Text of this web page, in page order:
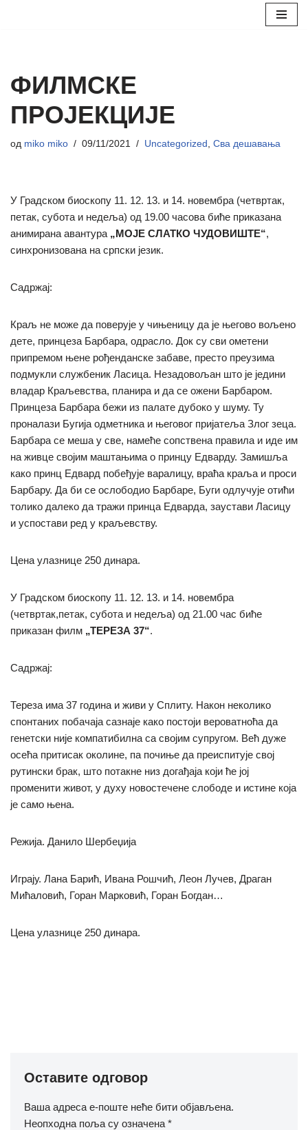
ФИЛМСКЕ
ПРОЈЕКЦИЈЕ
од miko miko 09/11/2021 Uncategorized , Сва дешавања
У Градском биоскопу 11. 12. 13. и 14. новембра (четвртак,
петак, субота и недеља) од 19.00 часова биће приказана
анимирана авантура „МОЈЕ СЛАТКО ЧУДОВИШТЕ“,
синхронизована на српски језик.
Садржај:
Краљ не може да поверује у чињеницу да је његово вољено
дете, принцеза Барбара, одрасло. Док су сви ометени
припремом њене рођенданске забаве, престо преузима
подмукли службеник Ласица. Незадовољан што је једини
владар Краљевства, планира и да се ожени Барбаром.
Принцеза Барбара бежи из палате дубоко у шуму. Ту
проналази Бугија одметника и његовог пријатеља Злог зеца.
Барбара се меша у све, намеће сопствена правила и иде им
на живце својим маштањима о принцу Едварду. Замишља
како принц Едвард побеђује варалицу, враћа краља и проси
Барбару. Да би се ослободио Барбаре, Буги одлучује отићи
толико далеко да тражи принца Едварда, заустави Ласицу
и успостави ред у краљевству.
Цена улазнице 250 динара.
У Градском биоскопу 11. 12. 13. и 14. новембра
(четвртак,петак, субота и недеља) од 21.00 час биће
приказан филм „ТЕРЕЗА 37“.
Садржај:
Тереза има 37 година и живи у Сплиту. Након неколико
спонтаних побачаја сазнаје како постоји вероватноћа да
генетски није компатибилна са својим супругом. Већ дуже
осећа притисак околине, па почиње да преиспитује свој
рутински брак, што потакне низ догађаја који ће јој
променити живот, у духу новостечене слободе и истине која
је само њена.
Режија. Данило Шербеџија
Играју. Лана Барић, Ивана Рошчић, Леон Лучев, Драган
Мићаловић, Горан Марковић, Горан Богдан…
Цена улазнице 250 динара.
Оставите одговор
Ваша адреса е-поште неће бити објављена.
Неопходна поља су означена *